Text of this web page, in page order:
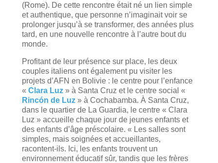
(Rome). De cette rencontre était né un lien simple
et authentique, que personne n’imaginait voir se
prolonger jusqu’à se transformer, des années plus
tard, en une nouvelle rencontre à l’autre bout du
monde.
Profitant de leur présence sur place, les deux
couples italiens ont également pu visiter les
projets d’AFN en Bolivie : le centre pour l’enfance
« Clara Luz » à Santa Cruz et le centre social «
Rincón de Luz » à Cochabamba. À Santa Cruz,
dans le quartier de La Guardia, le centre « Clara
Luz » accueille chaque jour de jeunes enfants et
des enfants d’âge préscolaire. « Les salles sont
simples, mais soignées et accueillantes,
racontent-ils. Ici, les enfants trouvent un
environnement éducatif sûr, tandis que les frères